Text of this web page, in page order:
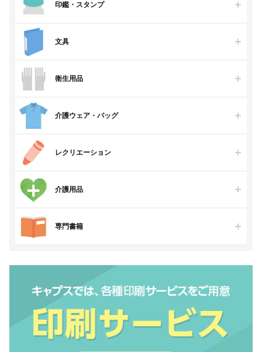
印鑑・スタンプ
文具
衛生用品
介護ウェア・バッグ
レクリエーション
介護用品
専門書籍